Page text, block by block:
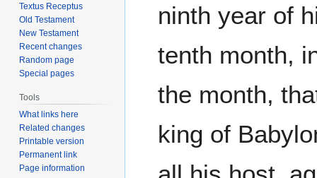
ninth year of
tenth month,
the month,
king of
Textus Receptus
Old Testament
New Testament
Recent changes
Random page
Special pages
Tools
What links here
Related changes
Printable version
Permanent link
Page information